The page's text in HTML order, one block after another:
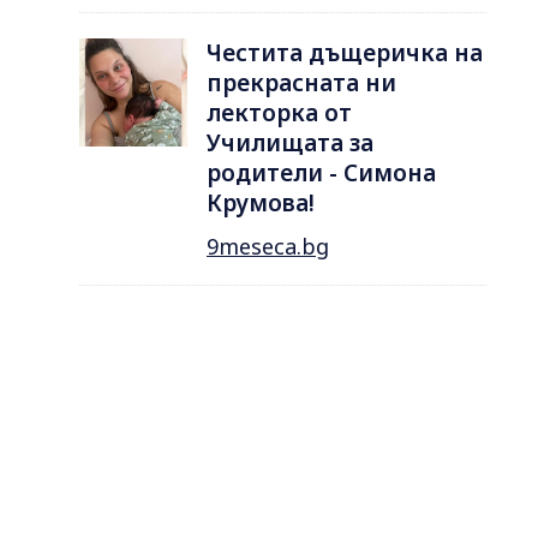
Честита дъщеричка на
прекрасната ни
лекторка от
Училищата за
родители - Симона
Крумова!
9meseca.bg